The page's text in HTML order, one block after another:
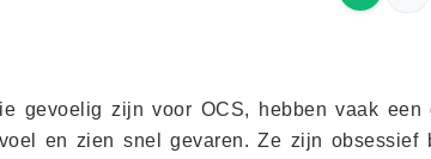
gevoelig zijn voor OCS, hebben vaak een
en zien snel gevaren. Ze zijn obsessief